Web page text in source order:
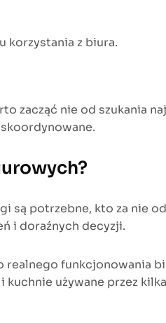
korzystania z biura.
zacząć nie od szukania
są potrzebne, kto za
i doraźnych decyzji.
funkcjonowania
używane przez